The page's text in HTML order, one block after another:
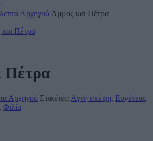
Αρχηγού Άμμος και Πέτρα
Πέτρα
Αρχηγού Ετικέτες: Αγνή σκέψη, Ευγένεια,
, Φιλία